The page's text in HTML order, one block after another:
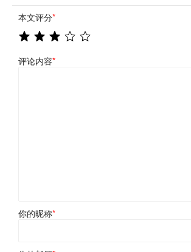
本文评分*
评论内容*
你的昵称*